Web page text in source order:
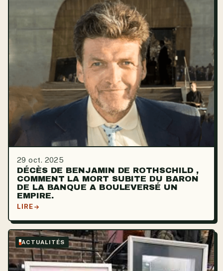
29 oct. 2025
DÉCÈS DE BENJAMIN DE ROTHSCHILD ,
COMMENT LA MORT SUBITE DU BARON
DE LA BANQUE A BOULEVERSÉ UN
EMPIRE.
LIRE
ACTUALITÉS